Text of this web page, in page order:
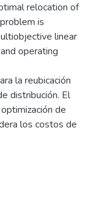
relocation of
is
linear
operating
la reubicación
distribución. El
de
los costos de